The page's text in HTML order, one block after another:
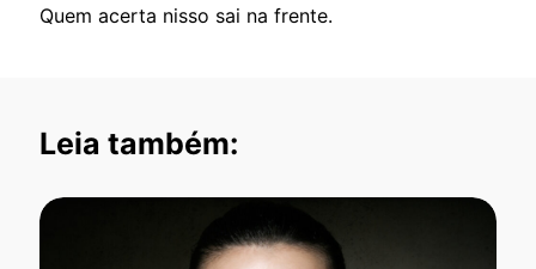
Quem acerta nisso sai na frente.
Leia também: